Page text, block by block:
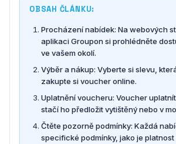
OBSAH ČLÁNKU:
Procházení nabídek: Na webových
aplikaci Groupon si prohlédněte
ve vašem okolí.
Výběr a nákup: Vyberte si slevu,
zakupte si voucher online.
Uplatnění voucheru: Voucher
stačí ho předložit vytištěný nebo v
Čtěte pozorně podmínky: Každá
specifické podmínky, jako je